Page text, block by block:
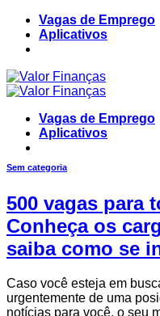
Skip
content
Vagas de Emprego
Aplicativos
Vagas de Emprego
Aplicativos
Sem categoria
500 vagas para
Conheça os
saiba como se
Caso você esteja em
urgentemente de uma
notícias para você, o seu